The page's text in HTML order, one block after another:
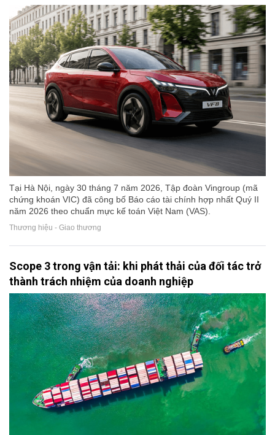
Tại Hà Nội, ngày 30 tháng 7 năm 2026, Tập đoàn Vingroup (mã
chứng khoán VIC) đã công bố Báo cáo tài chính hợp nhất Quý II
năm 2026 theo chuẩn mực kế toán Việt Nam (VAS).
Thương hiệu - Giao thương
Scope 3 trong vận tải: khi phát thải của đối tác trở
thành trách nhiệm của doanh nghiệp